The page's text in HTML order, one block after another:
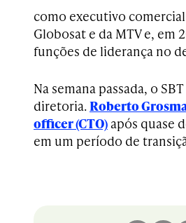
como executivo
Globosat e da MTV e, em
funções de liderança no
Na semana passada, o
diretoria.Roberto
officer (CTO) após quase
em um período de